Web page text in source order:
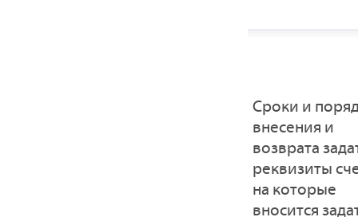
Сроки и
внесения и
возврата
реквизиты
на которые
вносится